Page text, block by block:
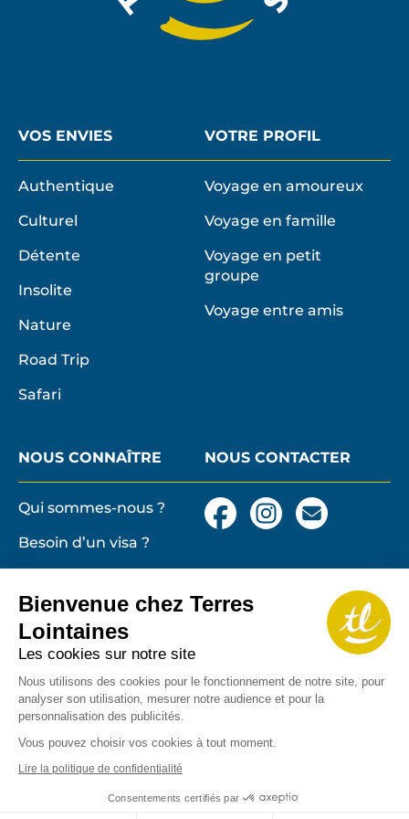
Bienvenue chez Terres
Lointaines
Les cookies sur notre site
Nous utilisons des cookies pour le fonctionnement de notre site, pour
analyser son utilisation, mesurer notre audience et pour la
personnalisation des publicités.
Vous pouvez choisir vos cookies à tout moment.
Lire la politique de confidentialité
Consentements certifiés par
VOS ENVIES
Authentique
Culturel
Détente
Insolite
Nature
Road Trip
Safari
VOTRE PROFIL
Voyage en amoureux
Voyage en famille
Voyage en petit
groupe
Voyage entre amis
NOUS CONNAÎTRE
Qui sommes-nous ?
Besoin d’un visa ?
et particulières de
vente
Mentions légales,
cookies
Protection des
données personnelles
Copyrights
NOUS CONTACTER
FacebookInstagram
Nous
contacter
email
de